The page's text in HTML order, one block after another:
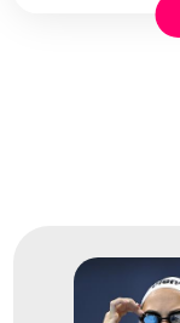
Medencés
XXXII.